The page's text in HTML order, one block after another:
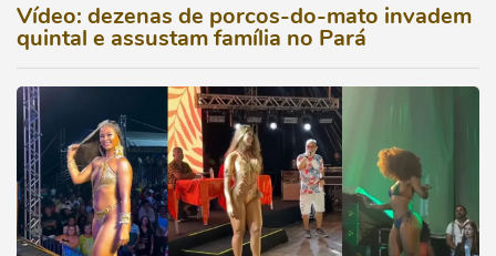
Vídeo: dezenas de porcos-do-mato invadem
quintal e assustam família no Pará